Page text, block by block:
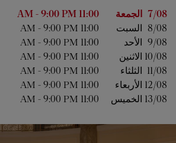
اليوم من الأسبوع الساعات 7/08 الجمعة 11:00 AM
- 9:00 PM
8/08 السبت 11:00 AM
- 9:00 PM
9/08 الأحد 11:00 AM
- 9:00 PM
10/08 الاثنين 11:00 AM
- 9:00 PM
11/08 الثلثاء 11:00 AM
- 9:00 PM
12/08 الأربعاء 11:00 AM
- 9:00 PM
13/08 الخميس 11:00 AM
- 9:00 PM